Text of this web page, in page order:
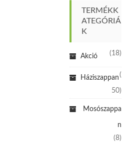
TERMÉKK
ATEGÓRIÁ
K
Akció (18)
Háziszappan(
50)
Mosószappa
n
(8)